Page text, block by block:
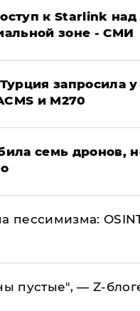
к Starlink над
зоне - СМИ
запросила
и M270
семь дронов,
пессимизма:
пустые", — Z-